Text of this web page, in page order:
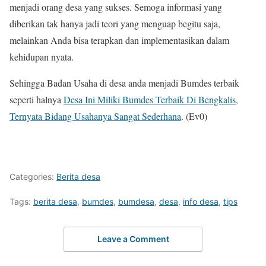
menjadi orang desa yang sukses. Semoga informasi yang
diberikan tak hanya jadi teori yang menguap begitu saja,
melainkan Anda bisa terapkan dan implementasikan dalam
kehidupan nyata.
Sehingga Badan Usaha di desa anda menjadi Bumdes terbaik
seperti halnya Desa Ini Miliki Bumdes Terbaik Di Bengkalis,
Ternyata Bidang Usahanya Sangat Sederhana. (Ev0)
Categories: Berita desa
Tags: berita desa, bumdes, bumdesa, desa, info desa, tips
Leave a Comment